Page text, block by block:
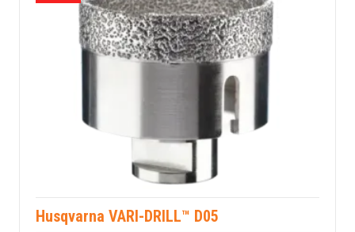
Husqvarna VARI-DRILL™ D05